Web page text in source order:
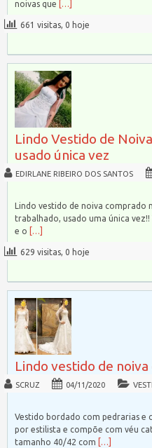
noivas que […]
661 visitas, 0 hoje
Lindo Vestido de
usado única vez
EDIRLANE RIBEIRO DOS SANTOS
Lindo vestido de noiva comprado
trabalhado, usado uma única
e o
[…]
629 visitas, 0 hoje
Lindo vestido de
SCRUZ 04/11/2020
Vestido bordado com pedrarias e
por estilista e compõe com véu
tamanho 40/42 com
[…]